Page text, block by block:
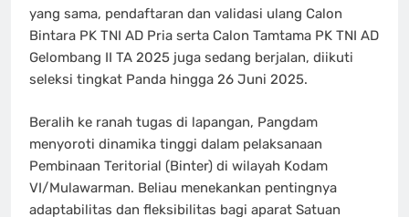
yang sama, pendaftaran dan validasi ulang Calon
Bintara PK TNI AD Pria serta Calon Tamtama PK TNI AD
Gelombang II TA 2025 juga sedang berjalan, diikuti
seleksi tingkat Panda hingga 26 Juni 2025.
Beralih ke ranah tugas di lapangan, Pangdam
menyoroti dinamika tinggi dalam pelaksanaan
Pembinaan Teritorial (Binter) di wilayah Kodam
VI/Mulawarman. Beliau menekankan pentingnya
adaptabilitas dan fleksibilitas bagi aparat Satuan